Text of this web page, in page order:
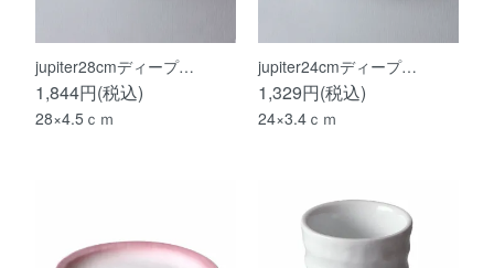
jupiter28cmディープ…
1,844円(税込)
28×4.5ｃｍ
jupiter24cmディープ…
1,329円(税込)
24×3.4ｃｍ